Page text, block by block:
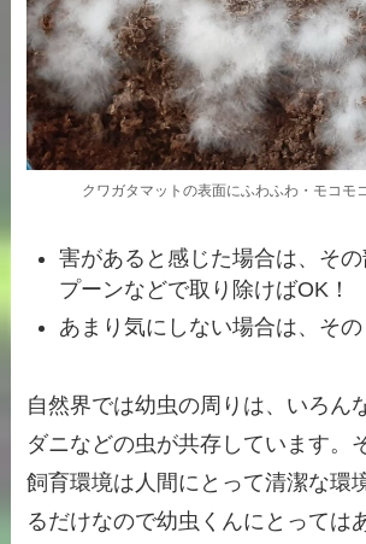
クワガタマットの表面にふわふわ・モコモ
害があると感じた場合は、そ
プーンなどで取り除けばOK！
あまり気にしない場合は、その
自然界では幼虫の周りは、いろん
ダニなどの虫が共存しています。
飼育環境は人間にとって清潔な環
るだけなので幼虫くんにとっては